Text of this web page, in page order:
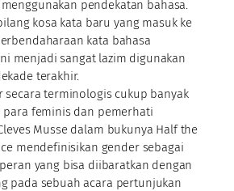
pendekatan bahasa.
kosa kata baru yang masuk ke
kata bahasa
menjadi sangat lazim digunakan
terakhir.
secara terminologis cukup banyak
para feminis dan pemerhati
Musse dalam bukunya Half the
mendefinisikan gender sebagai
yang bisa diibaratkan dengan
pada sebuah acara pertunjukan